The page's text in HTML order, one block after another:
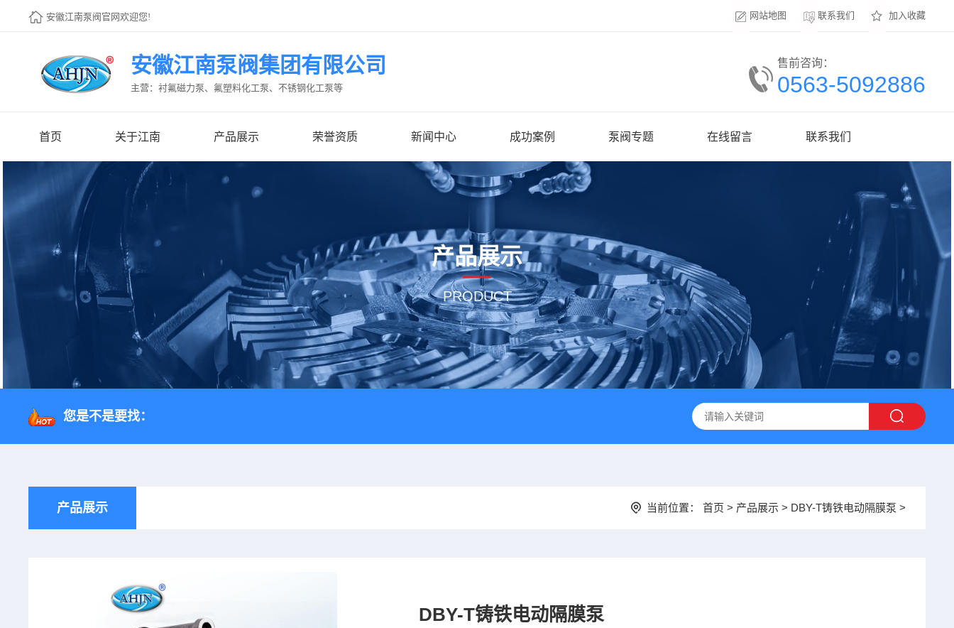
安徽江南泵阀官网欢迎您! 网站地图 联系我们 加入收藏
安徽江南泵阀集团有限公司
主营：衬氟磁力泵、氟塑料化工泵、不锈钢化工泵等
售前咨询：
0563-5092886
首页 关于江南 产品展示 荣誉资质 新闻中心 成功案例 泵阀专题 在线留言 联系我们
产品展示
PRODUCT
您是不是要找：
产品展示 当前位置： 首页 > 产品展示 > DBY-T铸铁电动隔膜泵 >
DBY-T铸铁电动隔膜泵